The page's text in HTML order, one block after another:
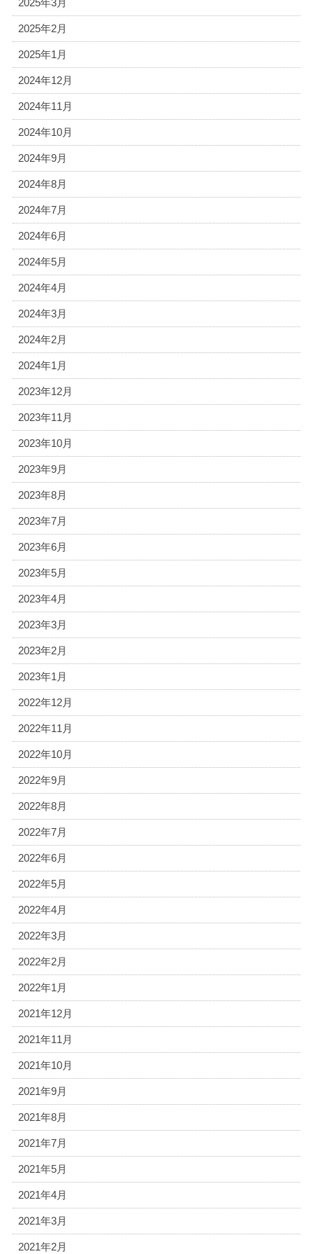
2025年3月
2025年2月
2025年1月
2024年12月
2024年11月
2024年10月
2024年9月
2024年8月
2024年7月
2024年6月
2024年5月
2024年4月
2024年3月
2024年2月
2024年1月
2023年12月
2023年11月
2023年10月
2023年9月
2023年8月
2023年7月
2023年6月
2023年5月
2023年4月
2023年3月
2023年2月
2023年1月
2022年12月
2022年11月
2022年10月
2022年9月
2022年8月
2022年7月
2022年6月
2022年5月
2022年4月
2022年3月
2022年2月
2022年1月
2021年12月
2021年11月
2021年10月
2021年9月
2021年8月
2021年7月
2021年5月
2021年4月
2021年3月
2021年2月